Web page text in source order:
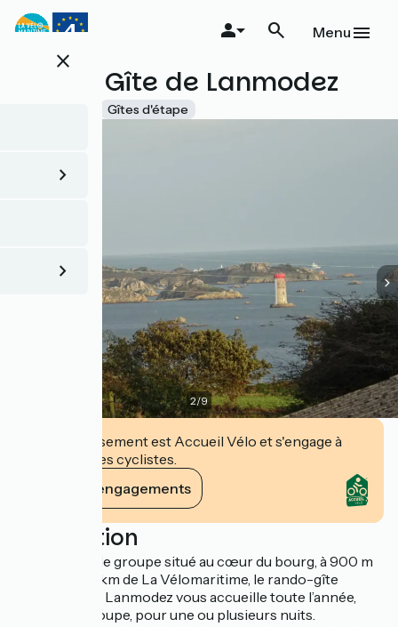
Aller
au
principalclose
Menu
Rando Gîte de Lanmodez
Gîtes d'étape
2/9
Cet établissement est Accueil Vélo et s'engage à
accueillir des cyclistes.
Voir ses engagements
Description
Gîte d'étape de groupe situé au cœur du bourg, à 900 m
du GR34 et 8 km de La Vélomaritime, le rando-gîte
communal de Lanmodez vous accueille toute l’année,
seul ou en groupe, pour une ou plusieurs nuits.